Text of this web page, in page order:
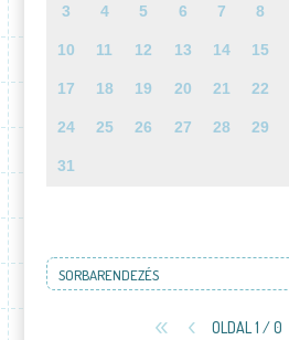
3 4 5 6 7 8
10 11 12 13 14 15
17 18 19 20 21 22
24 25 26 27 28 29
31
SORBARENDEZÉS
OLDAL 1 / 0